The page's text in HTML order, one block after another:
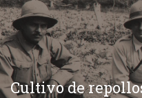
Cultivo de